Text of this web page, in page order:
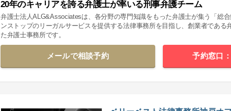
20年のキャリアを誇る弁護士が率いる刑事弁護チーム
弁護士法人ALG&Associatesは、各分野の専門知識をもった弁護士が集う「総
ンストップのリーガルサービスを提供する法律事務所を目指し、創業者である
た弁護士事務所です。
メールで相談予約 予約窓口